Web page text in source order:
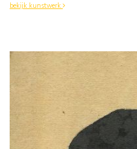
bekijk kunstwerk